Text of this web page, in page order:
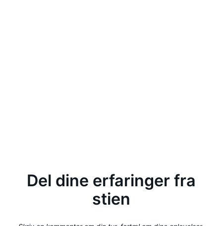
Del dine erfaringer fra
stien